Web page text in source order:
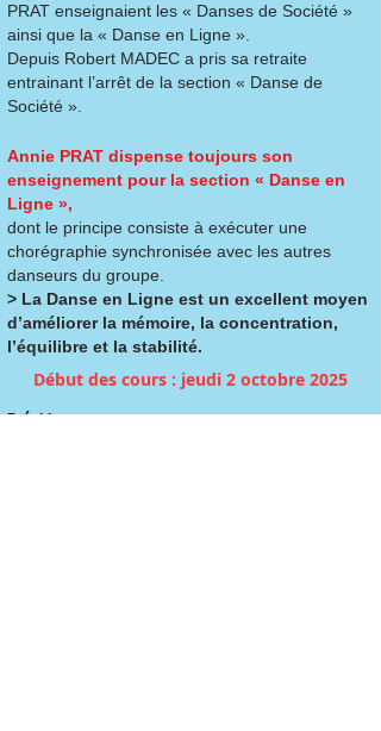
PRAT enseignaient les « Danses de Société »
ainsi que la « Danse en Ligne ».
Depuis Robert MADEC a pris sa retraite
entrainant l’arrêt de la section « Danse de
Société ».
Annie PRAT dispense toujours son
enseignement pour la section « Danse en
Ligne »,
dont le principe consiste à exécuter une
chorégraphie synchronisée avec les autres
danseurs du groupe.
> La Danse en Ligne est un excellent moyen
d’améliorer la mémoire, la concentration,
l’équilibre et la stabilité.
Début des cours : jeudi 2 octobre 2025
Président